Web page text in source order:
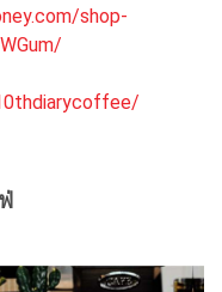
shop-